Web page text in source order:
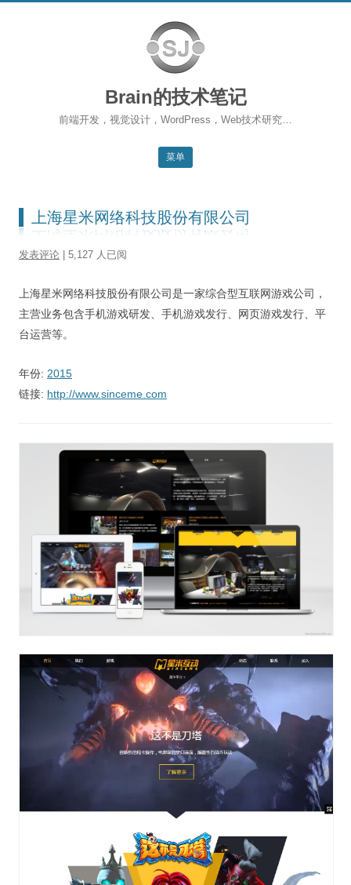
Brain的技术笔记
前端开发，视觉设计，WordPress，Web技术研究…
菜单
博客首页
前端开发
杂项研究
关于本站
上海星米网络科技股份有限公司
发表评论 | 5,127 人已阅
上海星米网络科技股份有限公司是一家综合型互联网游戏公司，
主营业务包含手机游戏研发、手机游戏发行、网页游戏发行、平
台运营等。
年份: 2015
链接: http://www.sinceme.com